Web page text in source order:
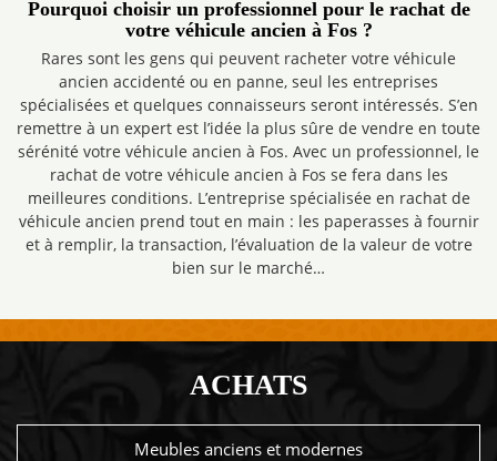
Pourquoi choisir un professionnel pour le rachat de
votre véhicule ancien à Fos ?
Rares sont les gens qui peuvent racheter votre véhicule
ancien accidenté ou en panne, seul les entreprises
spécialisées et quelques connaisseurs seront intéressés. S’en
remettre à un expert est l’idée la plus sûre de vendre en toute
sérénité votre véhicule ancien à Fos. Avec un professionnel, le
rachat de votre véhicule ancien à Fos se fera dans les
meilleures conditions. L’entreprise spécialisée en rachat de
véhicule ancien prend tout en main : les paperasses à fournir
et à remplir, la transaction, l’évaluation de la valeur de votre
bien sur le marché…
ACHATS
Meubles anciens et modernes